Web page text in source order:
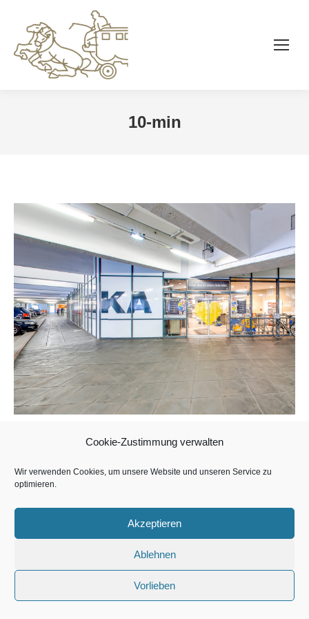
Cookie-Zustimmung verwalten
Wir verwenden Cookies, um unsere Website und unseren Service zu
optimieren.
Akzeptieren
Ablehnen
Vorlieben
10-min
Copyright BeWe Center Bremen GmbH & Co. KG 2026